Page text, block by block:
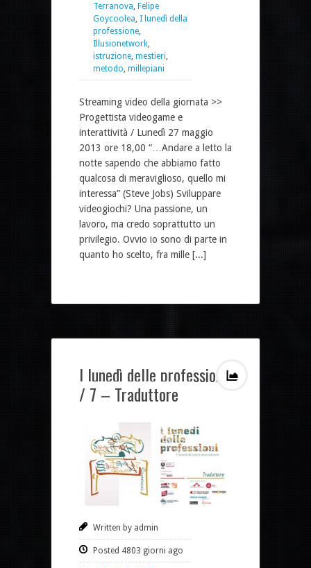
Terranova Felipe
Goycoolea I lunedì della
professione
Illusionetwork
istruzione mestieri
metodo millepiani
Streaming video della giornata >>
Progettista videogame e
interattività / Lunedì 27 maggio
2013 ore 18,00 “…Andare a letto la
notte sapendo che abbiamo fatto
qualcosa di meraviglioso, quello mi
interessa” (Steve Jobs) Sviluppare
videogiochi? Una passione, un
lavoro, ma credo soprattutto un
privilegio. Ovvio io sono di parte in
quanto ho scelto, fra mille [...]
I lunedì delle professioni
/ 7 – Traduttore
Written by admin
Posted 4803 giorni ago